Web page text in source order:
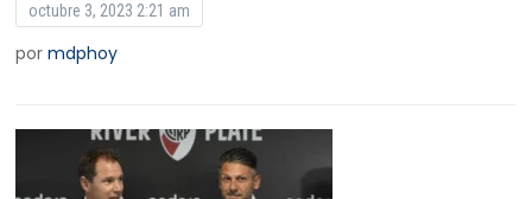
octubre 3, 2023 2:21 am
pormdphoy